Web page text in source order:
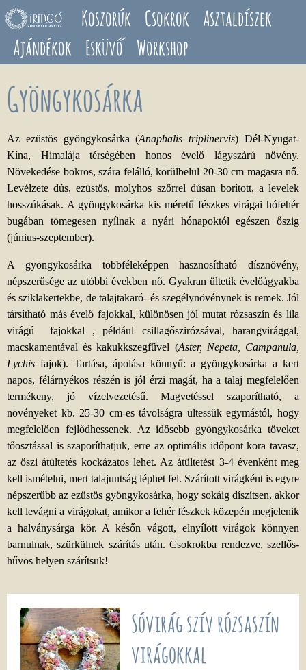
Ugrás a tartalomra Koszorúk Csokrok Asztaldíszek
Ajándékok Esküvő Workshop
Gyöngykosárka
Az ezüstös gyöngykosárka (Anaphalis triplinervis) Dél-Nyugat-
Kína, Himalája térségében honos évelő lágyszárú növény.
Növekedése bokros, szára felálló, körülbelül 20-30 cm magasra nő.
Levélzete dús, ezüstös, molyhos szőrrel dúsan borított, a levelek
hosszúkásak. A gyöngykosárka kis méretű fészkes virágai hófehér
bugában tömegesen nyílnak a nyári hónapoktól egészen őszig
(június-szeptember).
A gyöngykosárka többféleképpen hasznosítható dísznövény,
népszerűsége az utóbbi években nő. Gyakran ültetik évelőágyakba
és sziklakertekbe, de talajtakaró- és szegélynövénynek is remek. Jól
társítható más évelő fajokkal, különösen jól mutat rózsaszín és lila
virágú fajokkal , például csillagőszirózsával, harangvirággal,
macskamentával és kakukkszegfűvel (Aster, Nepeta, Campanula,
Lychis fajok). Tartása, ápolása könnyű: a gyöngykosárka a kert
napos, félárnyékos részén is jól érzi magát, ha a talaj megfelelően
termékeny, jó vízelvezetésű. Magvetéssel szaporítható, a
növényeket kb. 25-30 cm-es távolságra ültessük egymástól, hogy
megfelelően fejlődhessenek. Az idősebb gyöngykosárka töveket
tőosztással is szaporíthatjuk, erre az optimális időpont kora tavasz,
az őszi átültetés kockázatos lehet. Az átültetést 3-4 évenként meg
kell ismételni, mert talajuntság léphet fel. Szárított virágként is egyre
népszerűbb az ezüstös gyöngykosárka, hogy sokáig díszítsen, akkor
kell levágni a virágokat, amikor a fehér fészkek közepén megjelenik
a halványsárga kör. A későn vágott, elnyílott virágok könnyen
barnulnak, szürkülnek szárítás után. Csokrokba rendezve, szellős-
hűvös helyen szárítsuk!
Sóvirág szív rózsaszín
virágokkal